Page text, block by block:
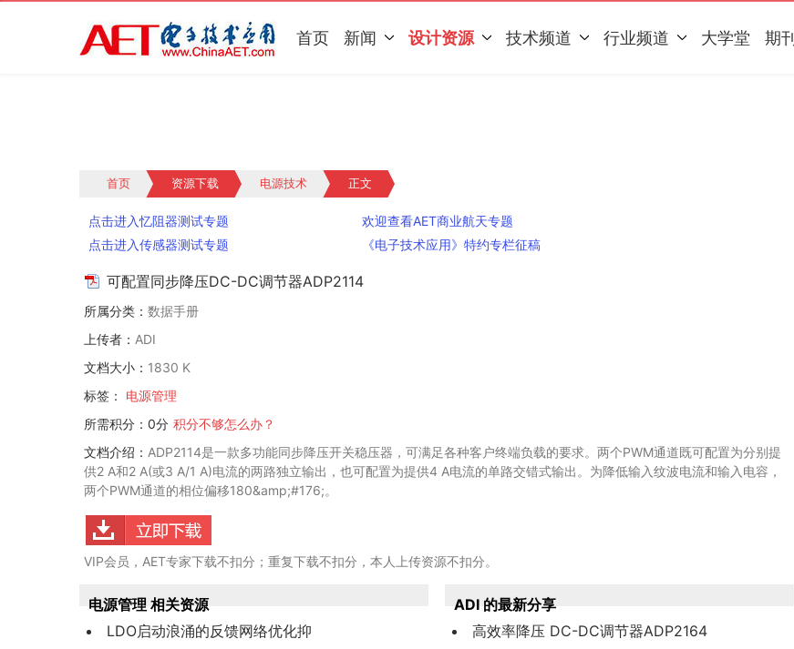
首页 新闻 设计资源 技术频道 行业频道 大学堂 期刊
首页 资源下载 电源技术 正文
点击进入忆阻器测试专题
欢迎查看AET商业航天专题
点击进入传感器测试专题
《电子技术应用》特约专栏征稿
可配置同步降压DC-DC调节器ADP2114
所属分类： 数据手册
上传者： ADI
文档大小： 1830 K
标签：
电源管理
所需积分：0分 积分不够怎么办？
文档介绍： ADP2114是一款多功能同步降压开关稳压器，可满足各种客户终端负载的要求。两个PWM通道既可配置为分别提
供2 A和2 A(或3 A/1 A)电流的两路独立输出，也可配置为提供4 A电流的单路交错式输出。为降低输入纹波电流和输入电容，
两个PWM通道的相位偏移180&amp;#176;。
VIP会员，AET专家下载不扣分；重复下载不扣分，本人上传资源不扣分。
电源管理 相关资源
LDO启动浪涌的反馈网络优化抑
ADI 的最新分享
高效率降压 DC-DC调节器ADP2164